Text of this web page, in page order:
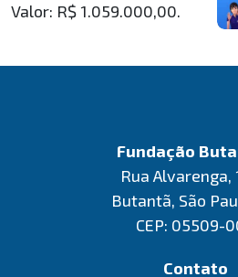
Valor: R$ 1.059.000,00.
Fundação
Rua Alvarenga,
Butantã, São
CEP: 05509-
Contato